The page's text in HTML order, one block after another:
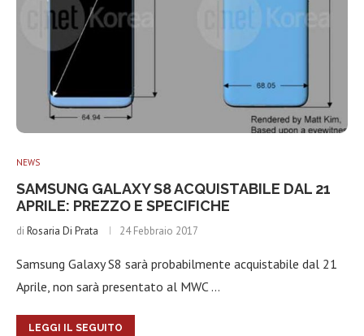
NEWS
SAMSUNG GALAXY S8 ACQUISTABILE DAL 21
APRILE: PREZZO E SPECIFICHE
di Rosaria Di Prata 24 Febbraio 2017
Samsung Galaxy S8 sarà probabilmente acquistabile dal 21
Aprile, non sarà presentato al MWC …
LEGGI IL SEGUITO